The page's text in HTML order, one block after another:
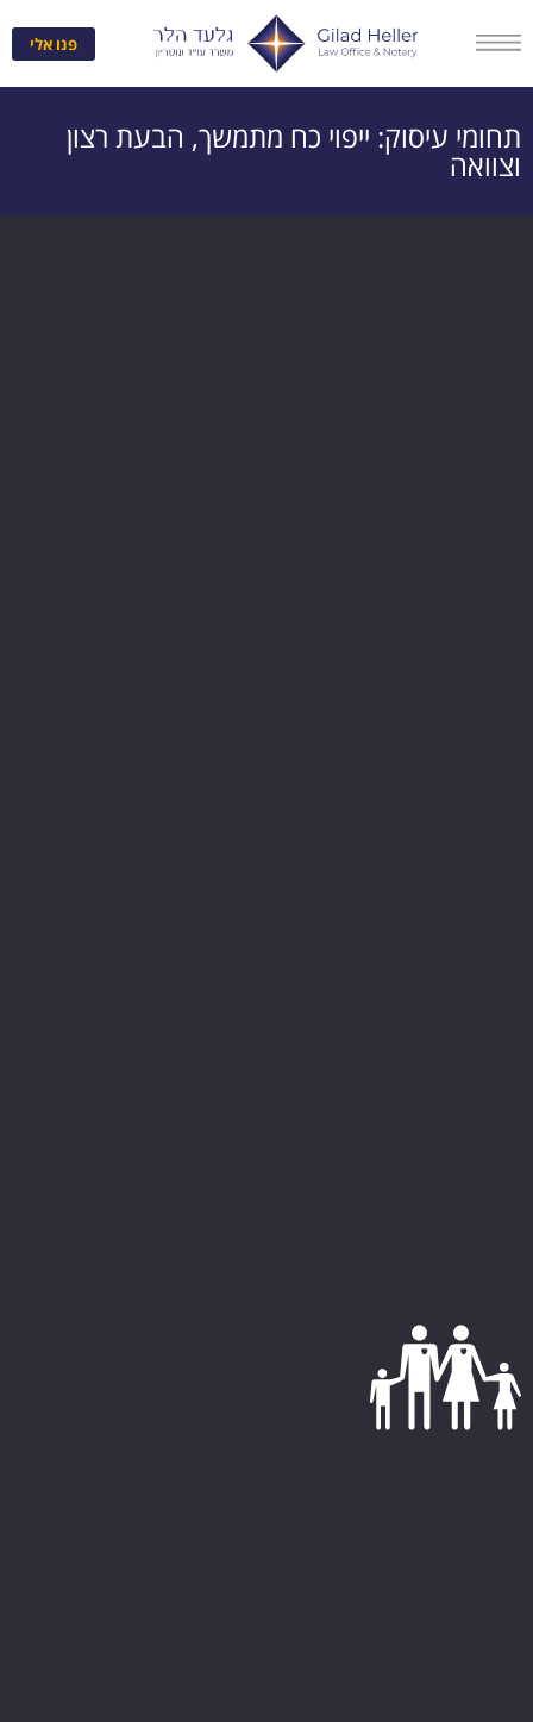
פנו אלי
תחומי עיסוק: ייפוי כח מתמשך, הבעת רצון
וצוואה